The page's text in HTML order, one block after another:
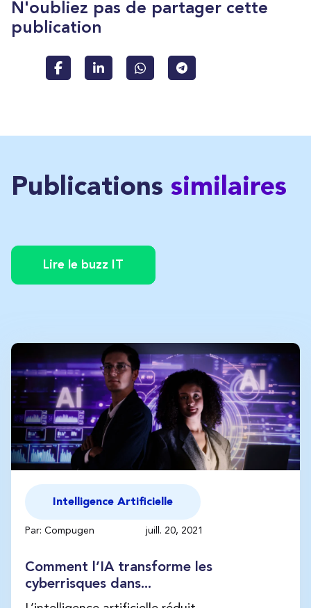
N'oubliez pas de partager cette
publication
Publications similaires
Lire le buzz IT
Intelligence Artificielle
Par: Compugen juill. 20, 2021
Comment l’IA transforme les
cyberrisques dans...